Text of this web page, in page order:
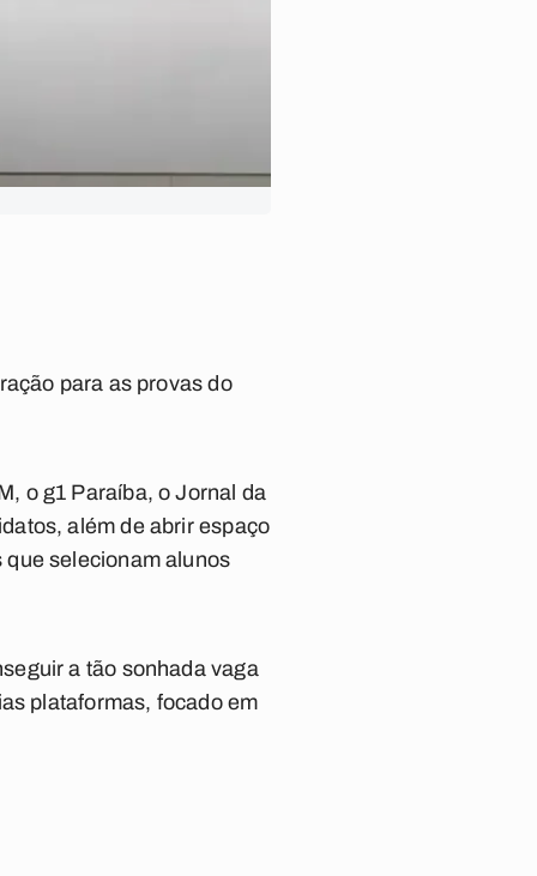
para as provas do
o g1 Paraíba, o Jornal da
além de abrir espaço
selecionam alunos
a tão sonhada vaga
plataformas, focado em